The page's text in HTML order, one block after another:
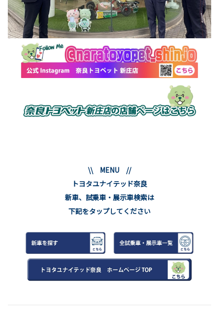
\\ MENU //
トヨタユナイテッド奈良
新車、試乗車・展示車検索は
下記をタップしてください